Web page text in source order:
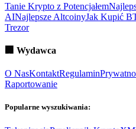
Tanie Krypto z Potencjałem
AINajlepsze AltcoinyJak Kupić
Trezor
🏢 Wydawca
O NasKontaktRegulamin
Raportowanie
Popularne wyszukiwania: